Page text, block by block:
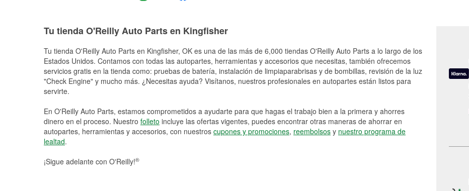
Tu tienda O'Reilly Auto Parts en Kingfisher
Tu tienda O'Reilly Auto Parts en Kingfisher, OK es una de las más de 6,000 tiendas O'Reilly Auto Parts a lo largo de los
Estados Unidos. Contamos con todas las autopartes, herramientas y accesorios que necesitas, también ofrecemos
servicios gratis en la tienda como: pruebas de batería, instalación de limpiaparabrisas y de bombillas, revisión de la luz
"Check Engine" y mucho más. ¿Necesitas ayuda? Visítanos, nuestros profesionales en autopartes están listos para
servirte.
En O'Reilly Auto Parts, estamos comprometidos a ayudarte para que hagas el trabajo bien a la primera y ahorres
dinero en el proceso. Nuestro folleto incluye las ofertas vigentes, puedes encontrar otras maneras de ahorrar en
autopartes, herramientas y accesorios, con nuestros cupones y promociones, reembolsos y nuestro programa de
lealtad.
¡Sigue adelante con O'Reilly!®